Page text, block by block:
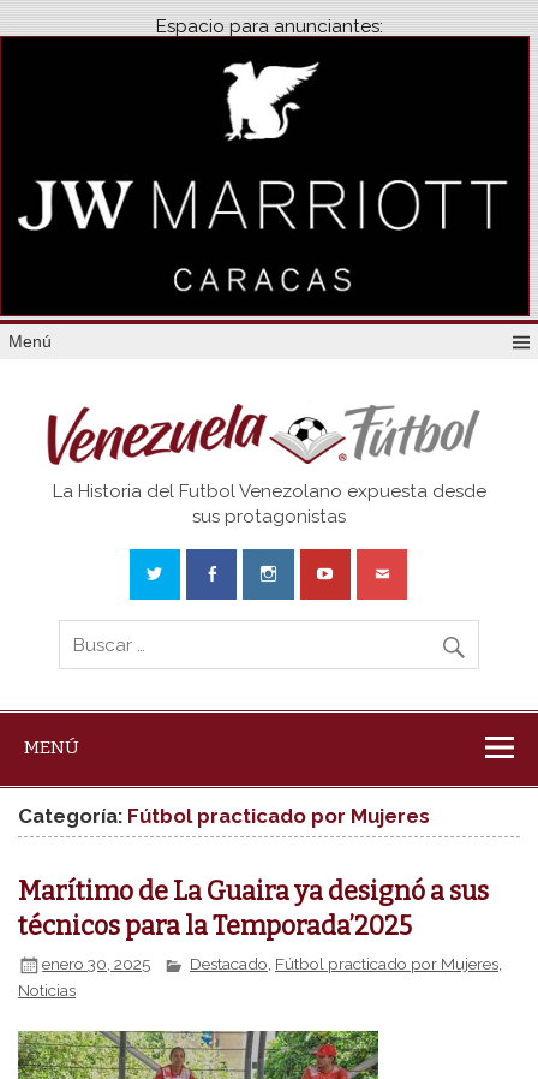
Espacio para anunciantes:
Menú
Venezuela
La Historia del Futbol Venezolano expuesta desde
sus protagonistas
MENÚ
Categoría: Fútbol practicado por Mujeres
Marítimo de La Guaira ya designó a sus
técnicos para la Temporada’2025
enero 30, 2025 Destacado, Fútbol practicado por Mujeres,
Noticias